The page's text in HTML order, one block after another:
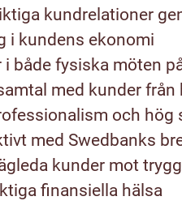
kundrelationer
i kundens ekonomi
i både fysiska möten
med kunder
och hög
med Swedbanks
kunder mot
finansiella hälsa